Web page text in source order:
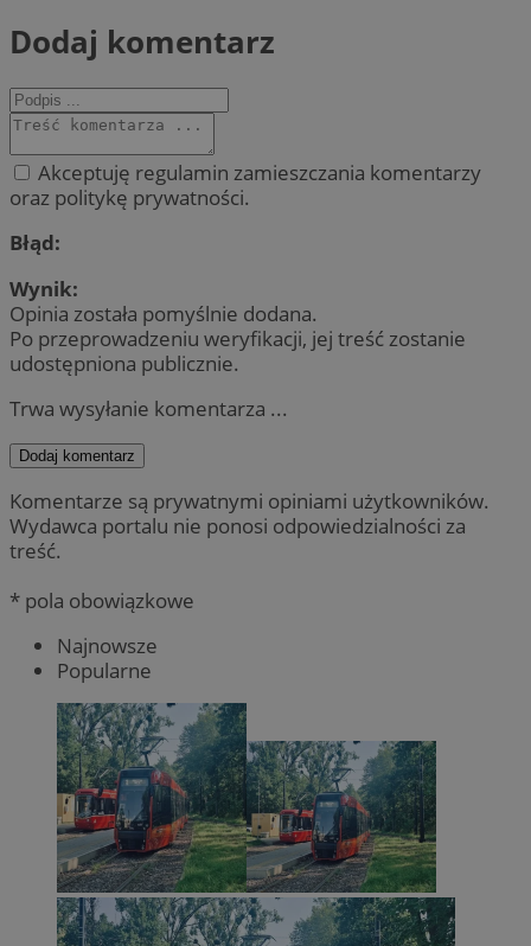
Dodaj komentarz
Akceptuję regulamin zamieszczania komentarzy
oraz politykę prywatności.
Błąd:
Wynik:
Opinia została pomyślnie dodana.
Po przeprowadzeniu weryfikacji, jej treść zostanie
udostępniona publicznie.
Trwa wysyłanie komentarza ...
Dodaj komentarz
Komentarze są prywatnymi opiniami użytkowników.
Wydawca portalu nie ponosi odpowiedzialności za
treść.
* pola obowiązkowe
Najnowsze
Popularne